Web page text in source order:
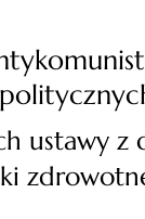
ustawy z